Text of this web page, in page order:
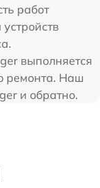
работ
выполняется
ремонта. Наш
и обратно.